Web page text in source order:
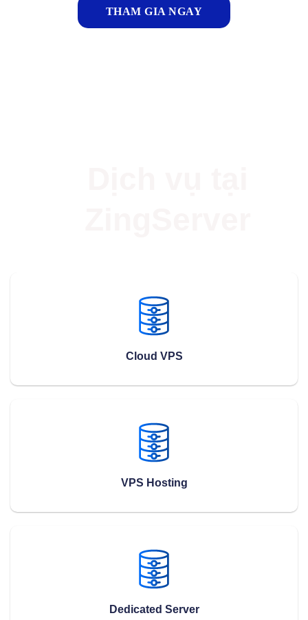
THAM GIA NGAY
Cloud VPS
VPS Hosting
Dedicated Server